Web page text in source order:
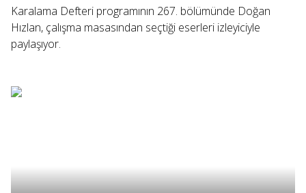
Karalama Defteri programının 267. bölümünde Doğan
Hızlan, çalışma masasından seçtiği eserleri izleyiciyle
paylaşıyor.